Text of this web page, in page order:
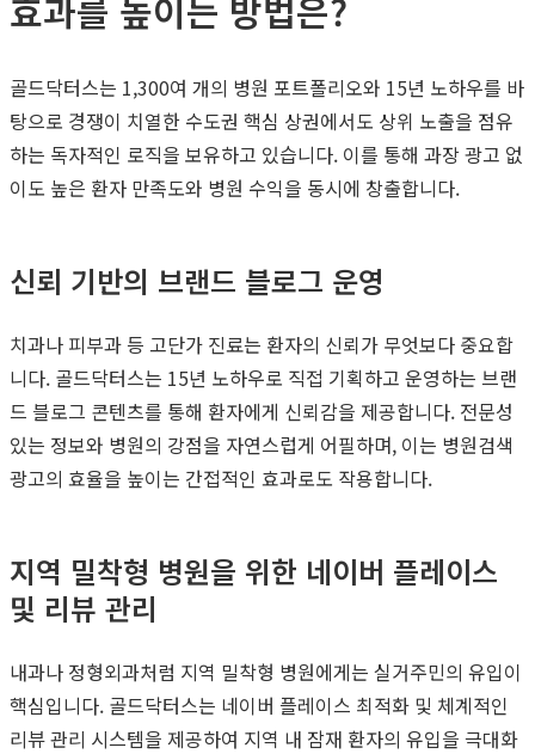
효과를 높이는 방법은?
골드닥터스는 1,300여 개의 병원 포트폴리오와 15년 노하우를 바
탕으로 경쟁이 치열한 수도권 핵심 상권에서도 상위 노출을 점유
하는 독자적인 로직을 보유하고 있습니다. 이를 통해 과장 광고 없
이도 높은 환자 만족도와 병원 수익을 동시에 창출합니다.
신뢰 기반의 브랜드 블로그 운영
치과나 피부과 등 고단가 진료는 환자의 신뢰가 무엇보다 중요합
니다. 골드닥터스는 15년 노하우로 직접 기획하고 운영하는 브랜
드 블로그 콘텐츠를 통해 환자에게 신뢰감을 제공합니다. 전문성
있는 정보와 병원의 강점을 자연스럽게 어필하며, 이는 병원검색
광고의 효율을 높이는 간접적인 효과로도 작용합니다.
지역 밀착형 병원을 위한 네이버 플레이스
및 리뷰 관리
내과나 정형외과처럼 지역 밀착형 병원에게는 실거주민의 유입이
핵심입니다. 골드닥터스는 네이버 플레이스 최적화 및 체계적인
리뷰 관리 시스템을 제공하여 지역 내 잠재 환자의 유입을 극대화